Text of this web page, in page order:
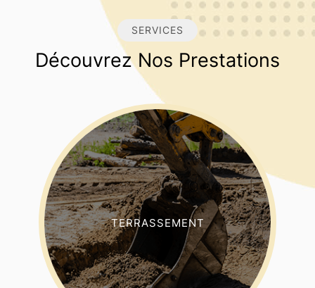
SERVICES
Découvrez Nos Prestations
TERRASSEMENT